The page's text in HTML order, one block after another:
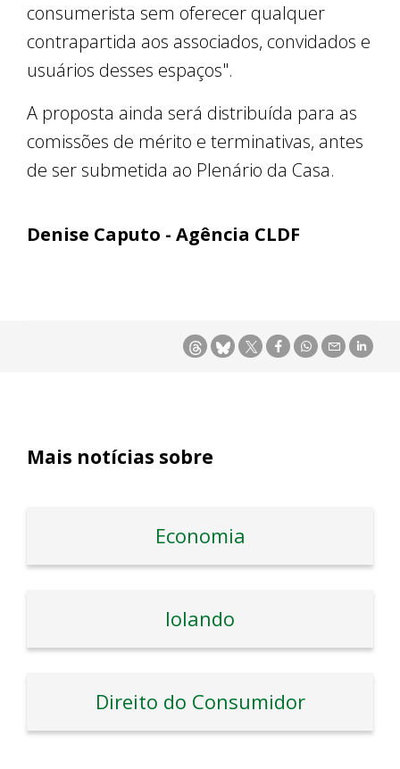
consumerista sem oferecer qualquer
contrapartida aos associados, convidados e
usuários desses espaços".
A proposta ainda será distribuída para as
comissões de mérito e terminativas, antes
de ser submetida ao Plenário da Casa.
Denise Caputo - Agência CLDF
Mais notícias sobre
Economia
Iolando
Direito do Consumidor